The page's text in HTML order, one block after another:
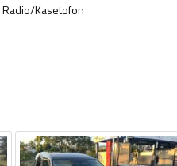
Radio/Kasetofon